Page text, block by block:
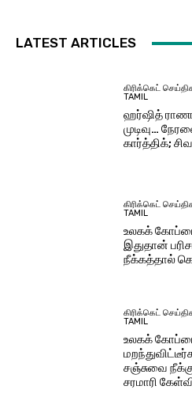
LATEST ARTICLES
கிரிக்கெட்
TAMIL
ஹர்ஷித்
முடிவு…
கார்த்திக்;
கிரிக்கெட்
TAMIL
உலகக்
இதுதான்
நீக்கத்தால்
கிரிக்கெட்
TAMIL
உலகக்
சஞ்சுவை
சரமாரி